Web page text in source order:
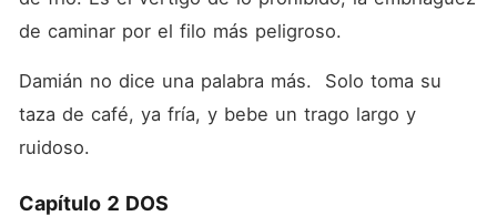
de caminar por el filo más peligroso.
Damián no dice una palabra más.  Solo toma su
taza de café, ya fría, y bebe un trago largo y
ruidoso.
Capítulo 2 DOS